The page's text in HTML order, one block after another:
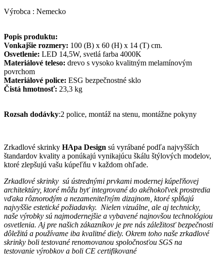
Výrobca : Nemecko
Popis produktu:
Vonkajšie rozmery: 100 (B) x 60 (H) x 14 (T) cm.
Osvetlenie: LED 14,5W, svetlá farba 4000K
Materiálové teleso: drevo s vysoko kvalitným melamínovým
povrchom
Materiálové police: ESG bezpečnostné sklo
Čistá hmotnosť: 23,3 kg
Rozsah dodávky:2 police, montáž na stenu, montážne pokyny
Zrkadlové skrinky HApa Design sú vyrábané podľa najvyšších
štandardov kvality a ponúkajú vynikajúcu škálu štýlových modelov,
ktoré zlepšujú vašu kúpeľňu v každom ohľade.
Zrkadlové skrinky sú ústrednými prvkami modernej kúpeľňovej
architektúry, ktoré môžu byť integrované do akéhokoľvek prostredia
vďaka rôznorodým a nezameniteľným dizajnom, ktoré spĺňajú
najvyššie estetické požiadavky. Nielen vizuálne, ale aj technicky,
naše výrobky sú najmodernejšie a vybavené najnovšou technológiou
osvetlenia. Aj pre našich zákazníkov je pre nás záležitosť bezpečnosti
dôležitá a používame iba kvalitné diely. Okrem toho naše zrkadlové
skrinky boli testované renomovanou spoločnosťou SGS na
testovanie výrobkov a boli CE certifikované